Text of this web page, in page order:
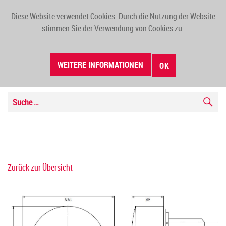
Diese Website verwendet Cookies. Durch die Nutzung der Website
stimmen Sie der Verwendung von Cookies zu.
WEITERE INFORMATIONEN OK
Zurück zur Übersicht